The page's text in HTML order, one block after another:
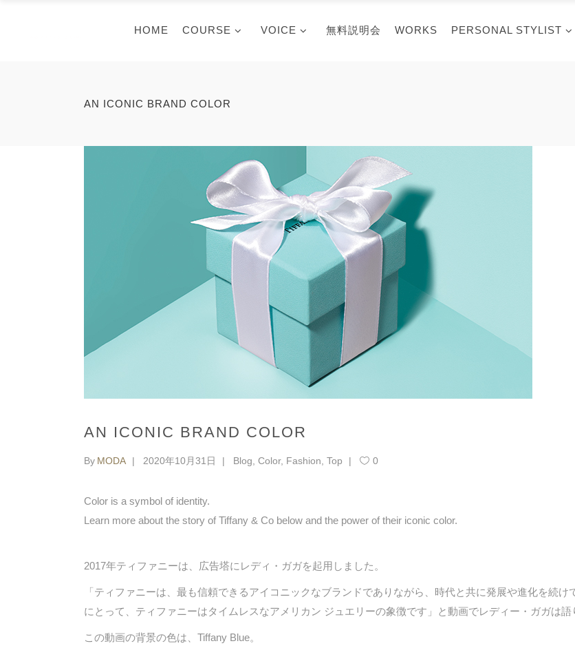
HOME COURSE VOICE 無料説明会 WORKS PERSONAL STYLIST
AN ICONIC BRAND COLOR
AN ICONIC BRAND COLOR
By MODA 2020年10月31日 Blog Color, Fashion Top 0
Color is a symbol of identity.
Learn more about the story of Tiffany & Co below and the power of their iconic color.
2017年ティファニーは、広告塔にレディ・ガガを起用しました。
「ティファニーは、最も信頼できるアイコニックなブランドでありながら、時代と共に発展や進化を続け
にとって、ティファニーはタイムレスなアメリカン ジュエリーの象徴です」と動画でレディー・ガガは語
この動画の背景の色は、Tiffany Blue。